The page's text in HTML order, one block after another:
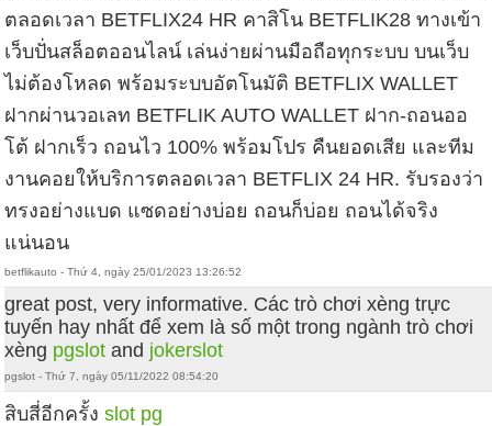
ตลอดเวลา BETFLIX24 HR คาสิโน BETFLIK28 ทางเข้า
เว็บปั่นสล็อตออนไลน์ เล่นง่ายผ่านมือถือทุกระบบ บนเว็บ
ไม่ต้องโหลด พร้อมระบบอัตโนมัติ BETFLIX WALLET
ฝากผ่านวอเลท BETFLIK AUTO WALLET ฝาก-ถอนออ
โต้ ฝากเร็ว ถอนไว 100% พร้อมโปร คืนยอดเสีย และทีม
งานคอยให้บริการตลอดเวลา BETFLIX 24 HR. รับรองว่า
ทรงอย่างแบด แซดอย่างบ่อย ถอนก็บ่อย ถอนได้จริง
แน่นอน
betflikauto - Thứ 4, ngày 25/01/2023 13:26:52
great post, very informative. Các trò chơi xèng trực
tuyến hay nhất để xem là số một trong ngành trò chơi
xèng pgslot and jokerslot
pgslot - Thứ 7, ngày 05/11/2022 08:54:20
สิบสี่อีกครั้งslot pg